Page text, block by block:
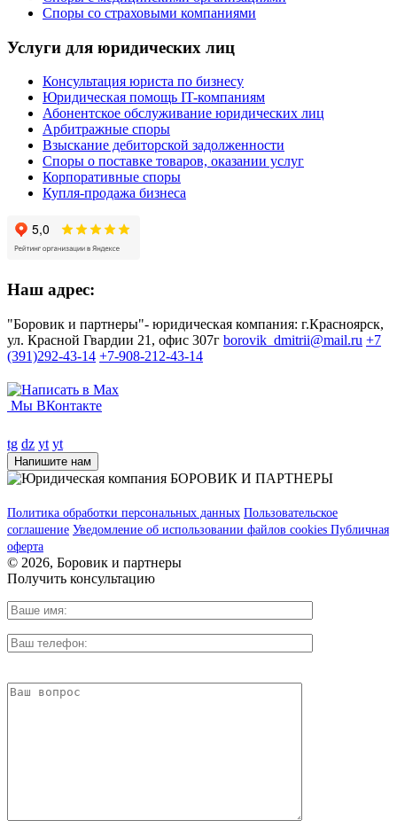
Споры со страховыми компаниями
Услуги для юридических лиц
Консультация юриста по бизнесу
Юридическая помощь IT-компаниям
Абонентское обслуживание юридических лиц
Арбитражные споры
Взыскание дебиторской задолженности
Споры о поставке товаров, оказании услуг
Корпоративные споры
Купля-продажа бизнеса
Наш адрес:
"Боровик и партнеры"- юридическая компания: г.Красноярск,
ул. Красной Гвардии 21, офис 307г borovik_dmitrii@mail.ru +7
(391)292-43-14 +7-908-212-43-14
Мы ВКонтакте
tg dz yt yt
Напишите нам
Политика обработки персональных данных Пользовательское
соглашение Уведомление об использовании файлов cookies Публичная
оферта
© 2026, Боровик и партнеры
Получить консультацию